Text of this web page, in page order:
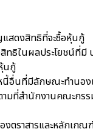
แสดงสิทธิที่จะซื้อหุ้นกู้
สิทธิในผลประโยชน์ที่
นกู้
นี้อื่นที่มีลักษณะทำนอง
ามที่สำนักงานคณะกร
ตราสารและหลักเกณ